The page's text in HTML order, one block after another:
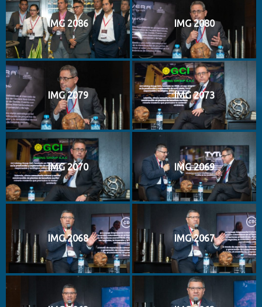
IMG 2086 IMG 2080
IMG 2079 IMG 2073
IMG 2070 IMG 2069
IMG 2068 IMG 2067